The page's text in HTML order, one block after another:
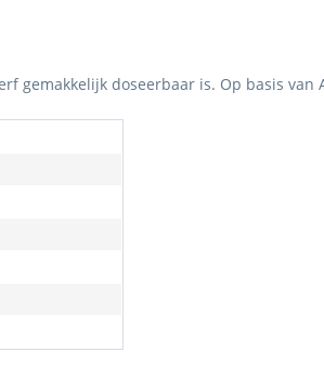
gemakkelijk doseerbaar is. Op basis van